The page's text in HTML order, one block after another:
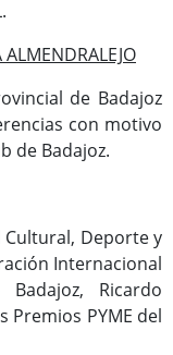
de Badajoz
con motivo
de Badajoz.
Deporte y
Internacional
Ricardo
Premios PYME del